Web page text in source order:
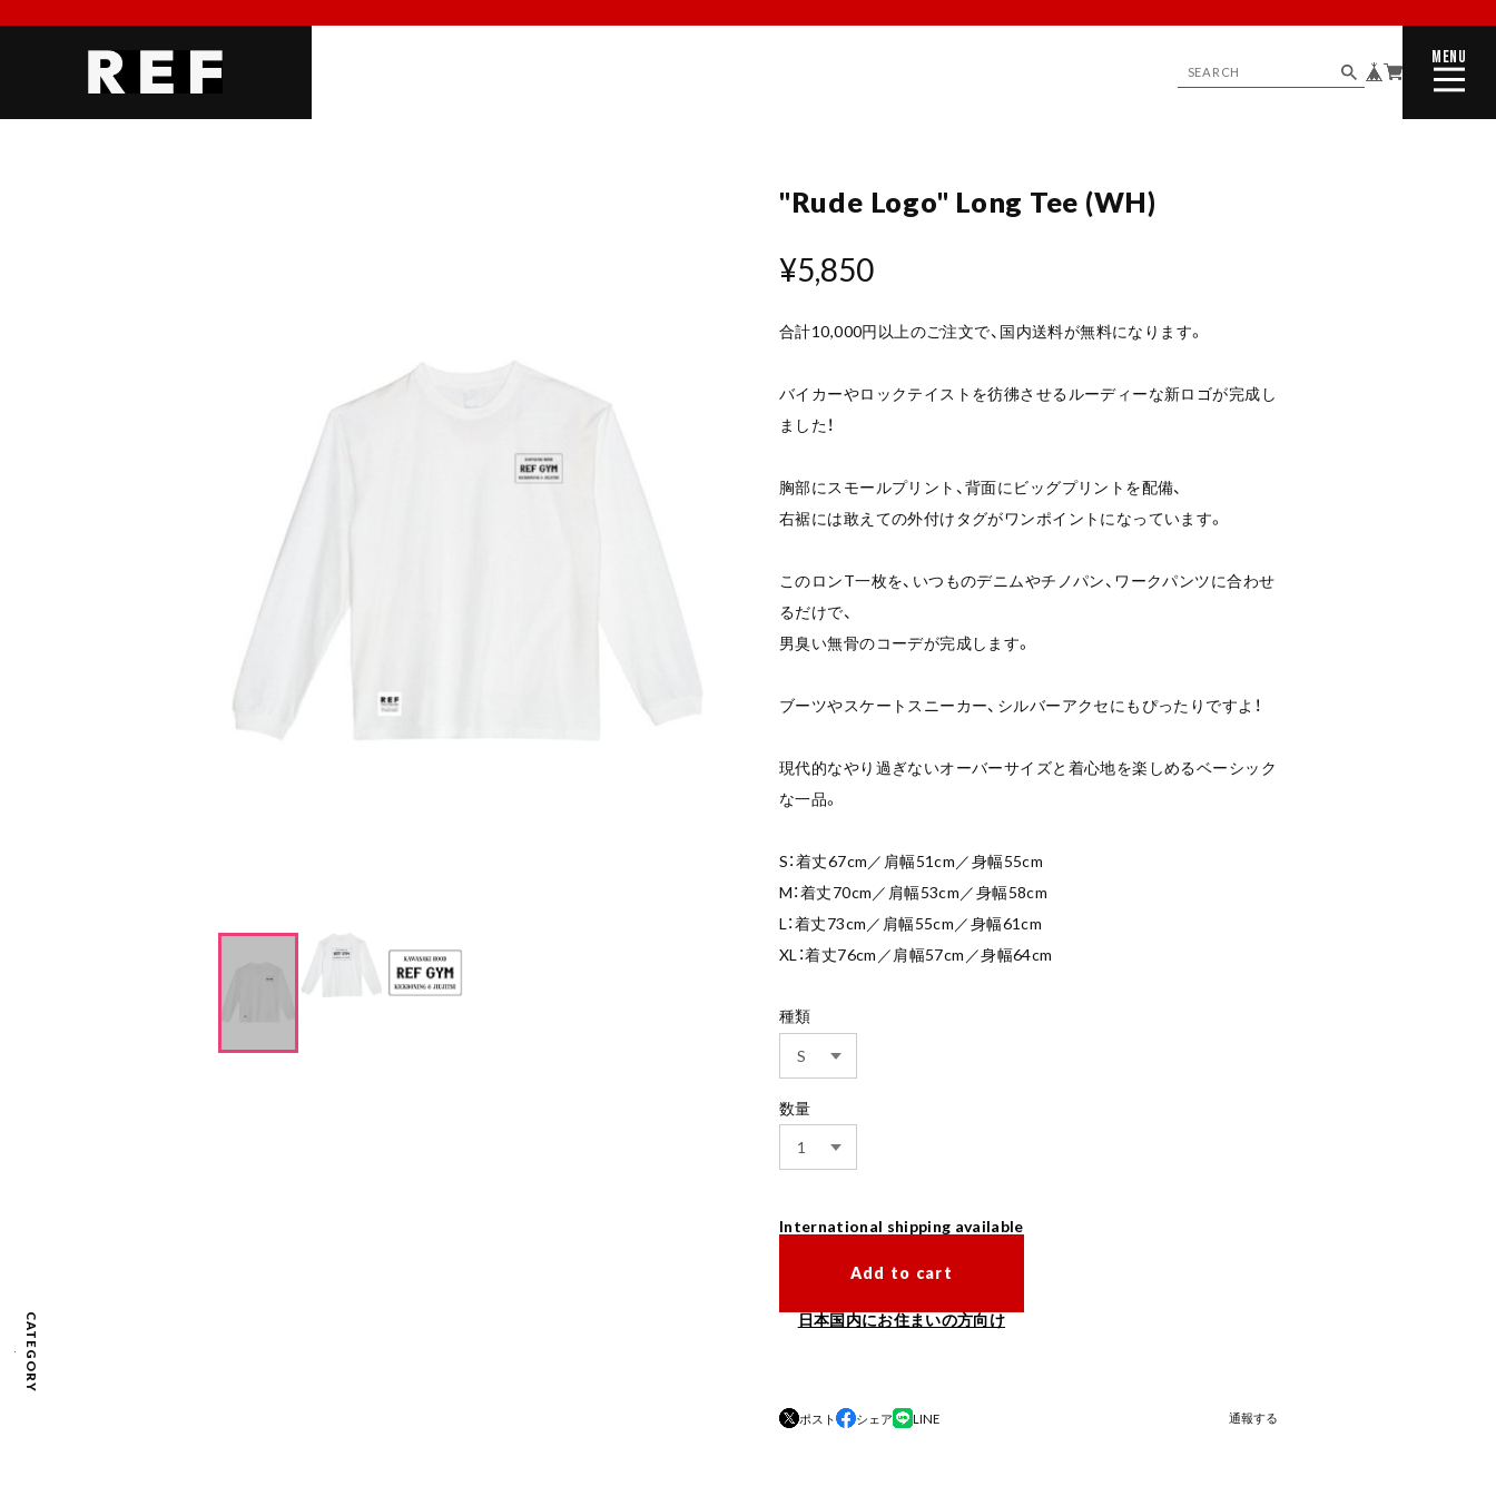
MENU
CLOSE
CATEGORY
"Rude Logo" Long Tee (WH)
¥5,850
合計10,000円以上のご注文で、国内送料が無料になります。
バイカーやロックテイストを彷彿させるルーディーな新ロゴが完成し
ました！
胸部にスモールプリント、背面にビッグプリントを配備、
右裾には敢えての外付けタグがワンポイントになっています。
このロンT一枚を、いつものデニムやチノパン、ワークパンツに合わせ
るだけで、
男臭い無骨のコーデが完成します。
ブーツやスケートスニーカー、シルバーアクセにもぴったりですよ！
現代的なやり過ぎないオーバーサイズと着心地を楽しめるベーシック
な一品。
S：着丈67cm／肩幅51cm／身幅55cm
M：着丈70cm／肩幅53cm／身幅58cm
L：着丈73cm／肩幅55cm／身幅61cm
XL：着丈76cm／肩幅57cm／身幅64cm
種類
数量
International shipping available
Add to cart
日本国内にお住まいの方向け
ポスト シェア LINE 通報する